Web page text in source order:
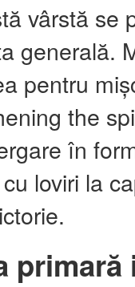
vârstă se
generală.
pentru
the
în
loviri la
primară